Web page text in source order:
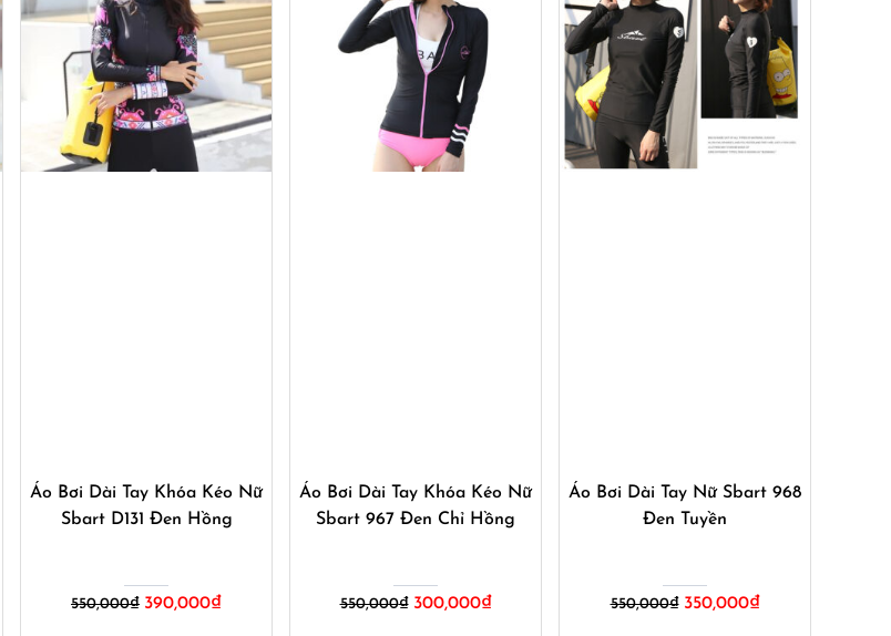
Áo Bơi Dài Tay Khóa Kéo Nữ
Sbart D131 Đen Hồng
550,000₫ Giá
390,000₫Giá
Áo Bơi Dài Tay Khóa Kéo Nữ
Sbart 967 Đen Chỉ Hồng
550,000₫ Giá
300,000₫Giá
Áo Bơi Dài Tay Nữ Sbart 968
Đen Tuyền
550,000₫ Giá
350,000₫Giá